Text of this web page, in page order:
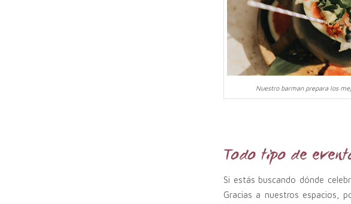
Nuestro barman prepara los
Todo tipo de
Si estás buscando dónde
Gracias a nuestros espacios,